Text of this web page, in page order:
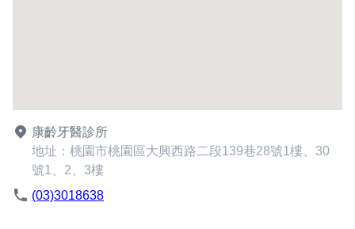
康齡牙醫診所
地址：桃園市桃園區大興西路二段139巷28號1樓、30
號1、2、3樓
(03)3018638